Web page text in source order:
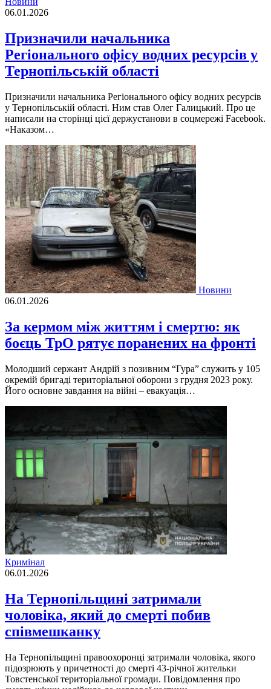
06.01.2026
Призначили начальника
Регіонального офісу водних ресурсів у
Тернопільській області
Призначили начальника Регіонального офісу водних ресурсів
у Тернопільській області. Ним став Олег Галицький. Про це
написали на сторінці цієї держустанови в соцмережі Facebook.
«Наказом…
Новини
06.01.2026
За кермом між життям і смертю: як
боєць ТрО рятує поранених на фронті
Молодший сержант Андрій з позивним “Гура” служить у 105
окремій бригаді територіальної оборони з грудня 2023 року.
Його основне завдання на війні – евакуація…
Кримінал
06.01.2026
На Тернопільщині затримали
чоловіка, який до смерті побив
співмешканку
На Тернопільщині правоохоронці затримали чоловіка, якого
підозрюють у причетності до смерті 43-річної жительки
Товстенської територіальної громади. Повідомлення про